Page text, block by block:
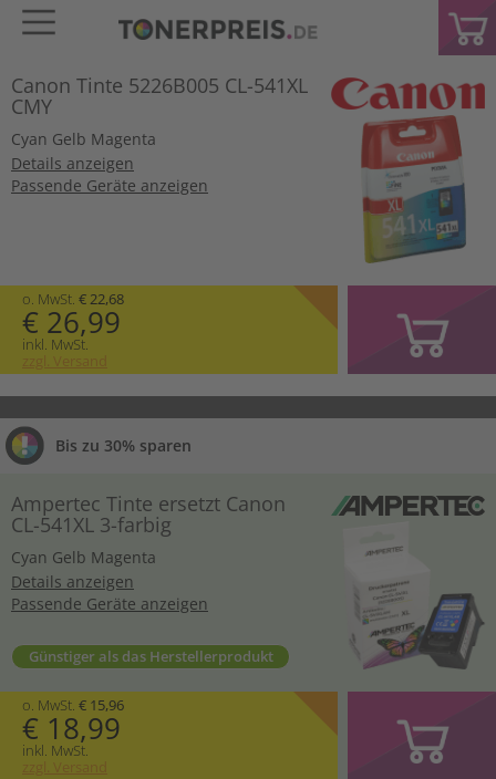
Canon Tinte 5226B005 CL-541XL
CMY
Cyan Gelb Magenta
Details anzeigen
Passende Geräte anzeigen
o. MwSt. € 22,68
€ 26,99
inkl. MwSt.
zzgl. Versand
Bis zu 30% sparen
Ampertec Tinte ersetzt Canon
CL-541XL 3-farbig
Cyan Gelb Magenta
Details anzeigen
Passende Geräte anzeigen
Günstiger als das Herstellerprodukt
o. MwSt. € 15,96
€ 18,99
inkl. MwSt.
zzgl. Versand